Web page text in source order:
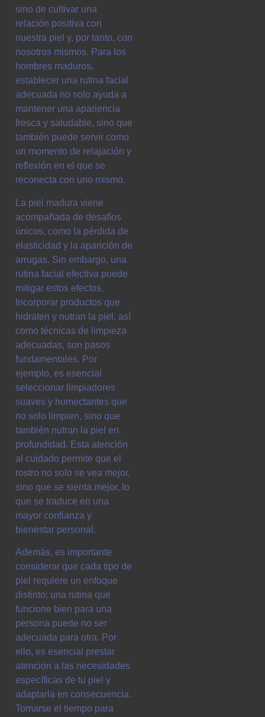
sino de cultivar una
relación positiva con
nuestra piel y, por tanto, con
nosotros mismos. Para los
hombres maduros,
establecer una rutina facial
adecuada no solo ayuda a
mantener una apariencia
fresca y saludable, sino que
también puede servir como
un momento de relajación y
reflexión en el que se
reconecta con uno mismo.
La piel madura viene
acompañada de desafíos
únicos, como la pérdida de
elasticidad y la aparición de
arrugas. Sin embargo, una
rutina facial efectiva puede
mitigar estos efectos.
Incorporar productos que
hidraten y nutran la piel, así
como técnicas de limpieza
adecuadas, son pasos
fundamentales. Por
ejemplo, es esencial
seleccionar limpiadores
suaves y humectantes que
no solo limpien, sino que
también nutran la piel en
profundidad. Esta atención
al cuidado permite que el
rostro no solo se vea mejor,
sino que se sienta mejor, lo
que se traduce en una
mayor confianza y
bienestar personal.
Además, es importante
considerar que cada tipo de
piel requiere un enfoque
distinto; una rutina que
funcione bien para una
persona puede no ser
adecuada para otra. Por
ello, es esencial prestar
atención a las necesidades
específicas de tu piel y
adaptarla en consecuencia.
Tomarse el tiempo para